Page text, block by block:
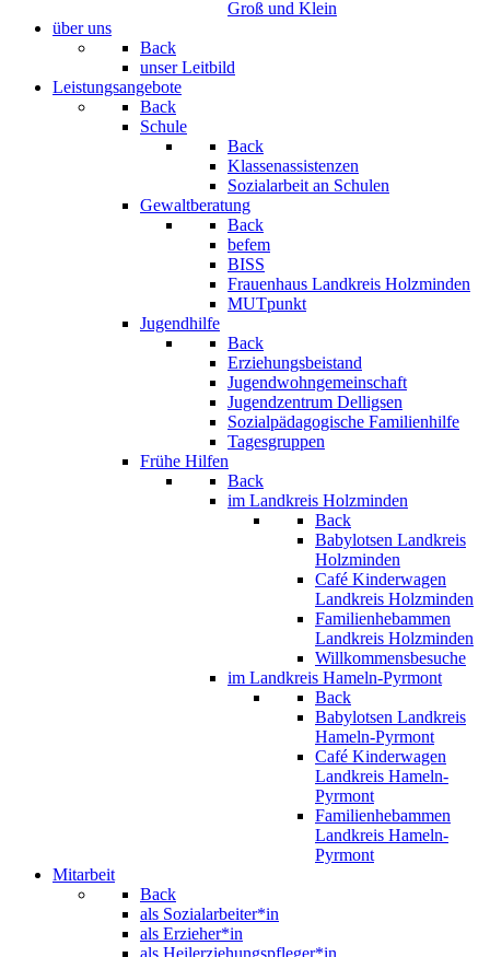
Groß und Klein
über uns
Back
unser Leitbild
Leistungsangebote
Back
Schule
Back
Klassenassistenzen
Sozialarbeit an Schulen
Gewaltberatung
Back
befem
BISS
Frauenhaus Landkreis Holzminden
MUTpunkt
Jugendhilfe
Back
Erziehungsbeistand
Jugendwohngemeinschaft
Jugendzentrum Delligsen
Sozialpädagogische Familienhilfe
Tagesgruppen
Frühe Hilfen
Back
im Landkreis Holzminden
Back
Babylotsen Landkreis
Holzminden
Café Kinderwagen
Landkreis Holzminden
Familienhebammen
Landkreis Holzminden
Willkommensbesuche
im Landkreis Hameln-Pyrmont
Back
Babylotsen Landkreis
Hameln-Pyrmont
Café Kinderwagen
Landkreis Hameln-
Pyrmont
Familienhebammen
Landkreis Hameln-
Pyrmont
Mitarbeit
Back
als Sozialarbeiter*in
als Erzieher*in
als Heilerziehungspfleger*in